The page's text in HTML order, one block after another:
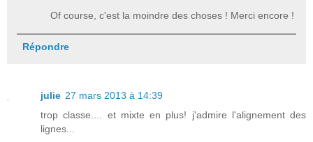
Of course, c'est la moindre des choses ! Merci encore !
Répondre
julie 27 mars 2013 à 14:39
trop classe.... et mixte en plus! j'admire l'alignement des
lignes...